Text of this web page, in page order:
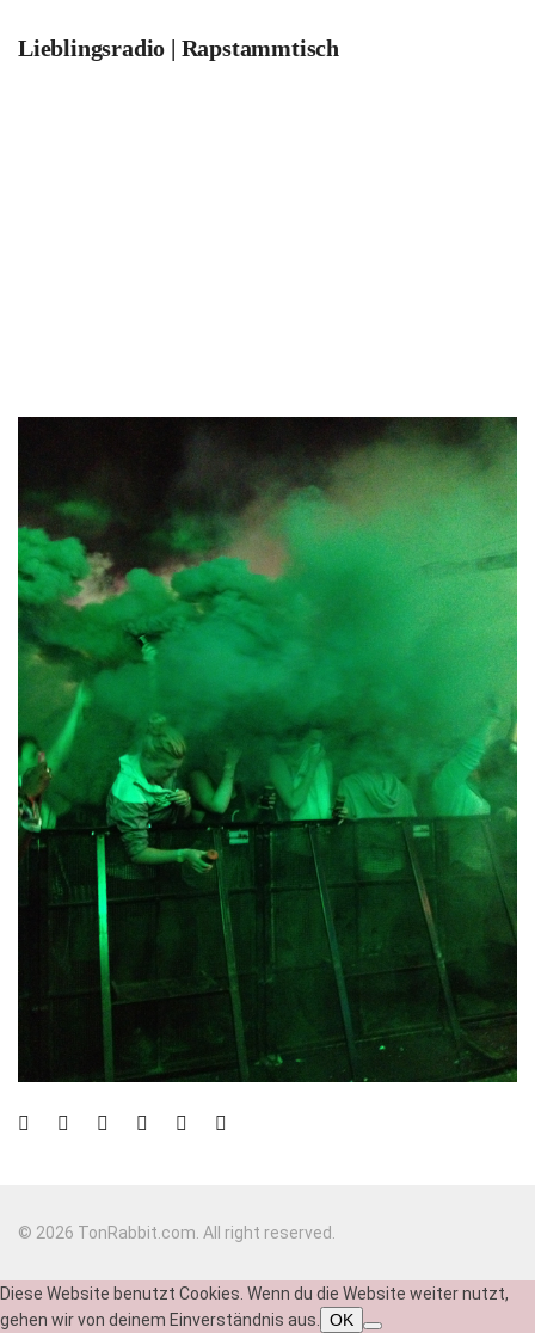
Lieblingsradio | Rapstammtisch
© 2026 TonRabbit.com. All right reserved.
Diese Website benutzt Cookies. Wenn du die Website weiter nutzt,
gehen wir von deinem Einverständnis aus. OK